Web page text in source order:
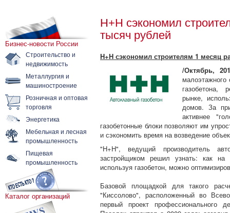
Бизнес-новости России
Строительство и
недвижимость
Металлургия и
машиностроение
Розничная и оптовая
торговля
Энергетика
Мебельная и лесная
промышленность
Пищевая
промышленность
Каталог организаций
H+H сэкономил
тысяч рублей
H+H сэкономил строителям 1 месяц
/Октябрь,
газобетона,
рынке,
домов. За
активнее
газобетонные блоки позволяют им
и сэкономить время на возведение
"H+H", ведущий производитель
застройщиком решил узнать: как на
используя газобетон, можно
Базовой площадкой для такого
"Киссолово", расположенный во
первый проект профессионального